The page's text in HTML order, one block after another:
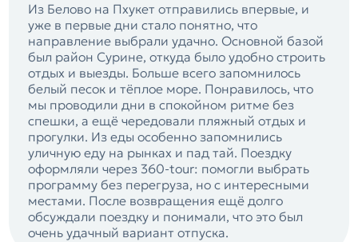
Из Белово на Пхукет отправились впервые, и
уже в первые дни стало понятно, что
направление выбрали удачно. Основной базой
был район Сурине, откуда было удобно строить
отдых и выезды. Больше всего запомнилось
белый песок и тёплое море. Понравилось, что
мы проводили дни в спокойном ритме без
спешки, а ещё чередовали пляжный отдых и
прогулки. Из еды особенно запомнились
уличную еду на рынках и пад тай. Поездку
оформляли через 360-tour: помогли выбрать
программу без перегруза, но с интересными
местами. После возвращения ещё долго
обсуждали поездку и понимали, что это был
очень удачный вариант отпуска.